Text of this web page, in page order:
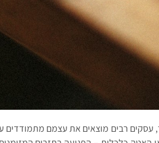
רבים מוצאים את עצמם מתמודדים